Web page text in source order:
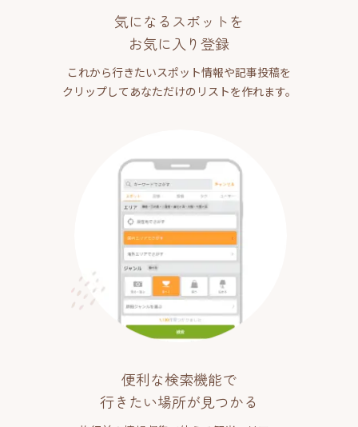
気になるスポットを
お気に入り登録
これから行きたいスポット情報や記事投稿を
クリップしてあなただけのリストを作れます。
便利な検索機能で
行きたい場所が見つかる